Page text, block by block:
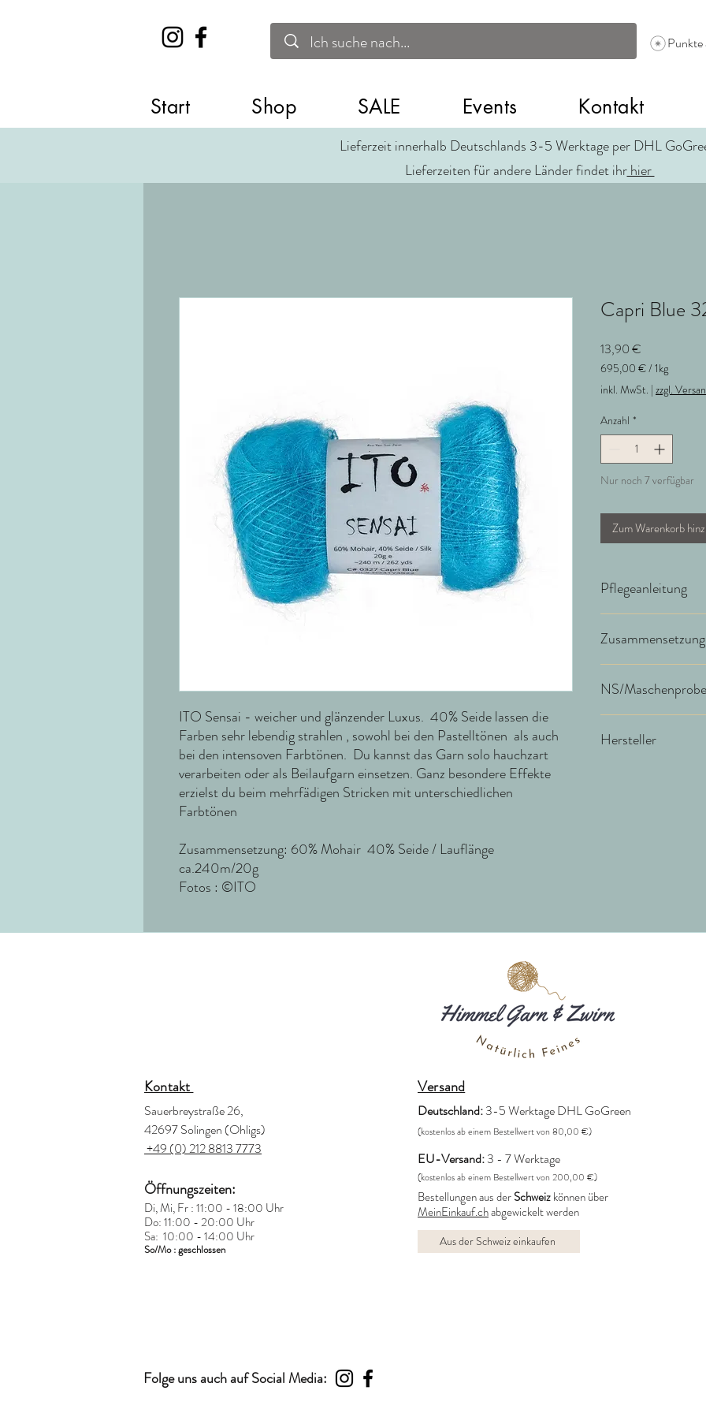
Punkte
Start Shop SALE Events Kontakt
Lieferzeit innerhalb Deutschlands 3-5 Werktage per DHL
Lieferzeiten für andere Länder findet ihrhier
ITO Sensai - weicher und glänzender Luxus. 40% Seide lassen die
Farben sehr lebendig strahlen , sowohl bei den Pastelltönen als auch
bei den intensoven Farbtönen. Du kannst das Garn solo hauchzart
verarbeiten oder als Beilaufgarn einsetzen. Ganz besondere Effekte
erzielst du beim mehrfädigen Stricken mit unterschiedlichen
Farbtönen
Zusammensetzung: 60% Mohair 40% Seide / Lauflänge
ca.240m/20g
Fotos : ©ITO
Capri Blue
13,90 €
695,00 €/ 1kg
695,00 €
pro
1
Kilogramm
inkl. MwSt. | zzgl.
Anzahl *
Nur noch 7 verfügbar
Zum Warenkorb
Pflegeanleitung
Zusammensetzung
NS/Maschenprobe
Hersteller
Kontakt
Sauerbreystraße 26,
42697 Solingen (Ohligs)
+49 (0) 212 8813 7773
Öffnungszeiten:
Di, Mi, Fr : 11:00 - 18:00 Uhr
Do: 11:00 - 20:00 Uhr
Sa: 10:00 - 14:00 Uhr
So/Mo : geschlossen
Folge uns auch auf Social Media:
Versand
Deutschland:3-5 Werktage DHL GoGreen
(kostenlos ab einem Bestellwert von 80,00 €)
EU-Versand:3 - 7 Werktage
(kostenlos ab einem Bestellwert von 200,00 €)
Bestellungen aus derSchweizkönnen über
MeinEinkauf.chabgewickelt werden
Aus der Schweiz einkaufen